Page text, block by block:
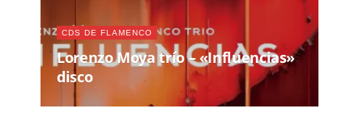
CDS DE FLAMENCO
Lorenzo Moya trío – «Influencias»
disco